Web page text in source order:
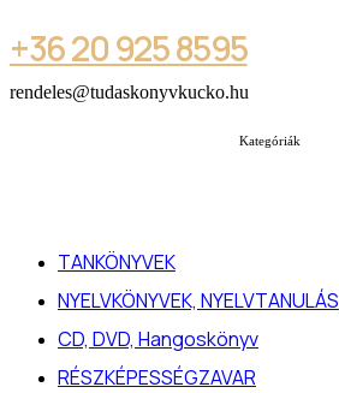
+36 20 925 8595
rendeles@tudaskonyvkucko.hu
Kategóriák
TANKÖNYVEK
NYELVKÖNYVEK, NYELVTANULÁS
CD, DVD, Hangoskönyv
RÉSZKÉPESSÉGZAVAR